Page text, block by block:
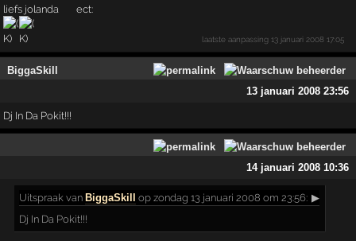
liefs jolanda
laatste aanpassing13 januari 2008 17:05
BiggaSkill
13 januari 2008 23:56
Dj In Da Pokit!!!
14 januari 2008 10:36
Uitspraak van BiggaSkill op zondag 13 januari 2008 om 23:56: ▶
Dj In Da Pokit!!!